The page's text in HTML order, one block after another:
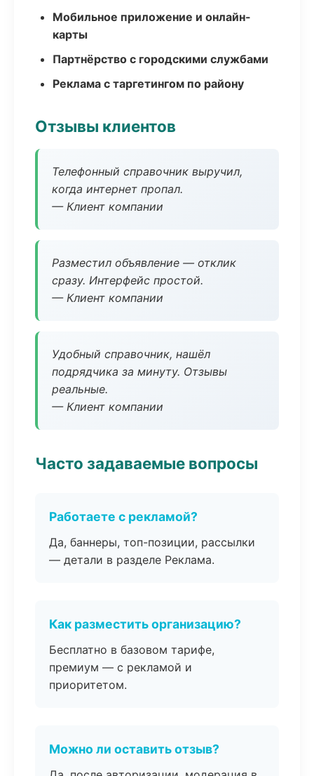
Мобильное приложение и онлайн-
карты
Партнёрство с городскими службами
Реклама с таргетингом по району
Отзывы клиентов
Телефонный справочник выручил,
когда интернет пропал.
— Клиент компании
Разместил объявление — отклик
сразу. Интерфейс простой.
— Клиент компании
Удобный справочник, нашёл
подрядчика за минуту. Отзывы
реальные.
— Клиент компании
Часто задаваемые вопросы
Работаете с рекламой?
Да, баннеры, топ-позиции, рассылки
— детали в разделе Реклама.
Как разместить организацию?
Бесплатно в базовом тарифе,
премиум — с рекламой и
приоритетом.
Можно ли оставить отзыв?